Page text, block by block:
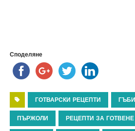
Споделяне
ГОТВАРСКИ РЕЦЕПТИ ГЪБИ
ПЪРЖОЛИ РЕЦЕПТИ ЗА ГОТВЕНЕ